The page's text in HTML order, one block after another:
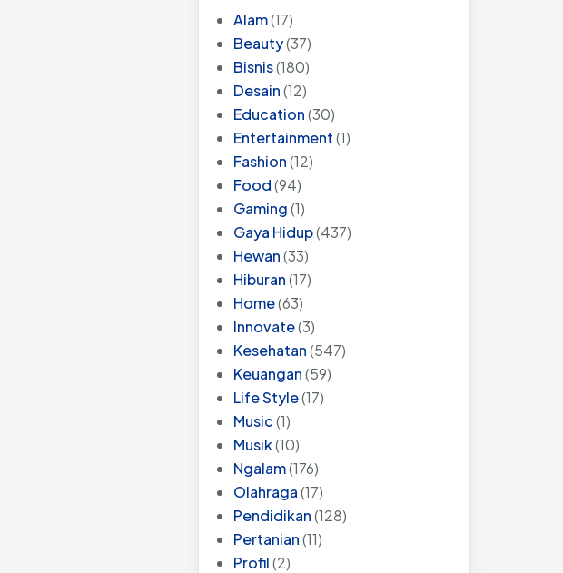
Alam(17)
Beauty(37)
Bisnis(180)
Desain(12)
Education(30)
Entertainment(1)
Fashion(12)
Food(94)
Gaming(1)
Gaya Hidup(437)
Hewan(33)
Hiburan(17)
Home(63)
Innovate(3)
Kesehatan(547)
Keuangan(59)
Life Style(17)
Music(1)
Musik(10)
Ngalam(176)
Olahraga(17)
Pendidikan(128)
Pertanian(11)
Profil(2)